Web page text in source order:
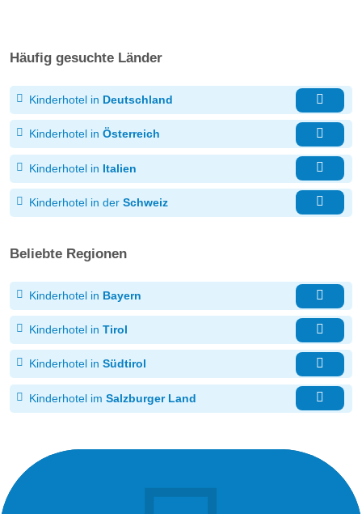
Häufig gesuchte Länder
Kinderhotel in Deutschland
Kinderhotel in Österreich
Kinderhotel in Italien
Kinderhotel in der Schweiz
Beliebte Regionen
Kinderhotel in Bayern
Kinderhotel in Tirol
Kinderhotel in Südtirol
Kinderhotel im Salzburger Land